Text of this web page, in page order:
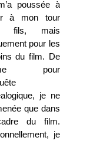
poussée à
à mon tour
fils, mais
pour les
du film. De
pour
je ne
que dans
du film.
je